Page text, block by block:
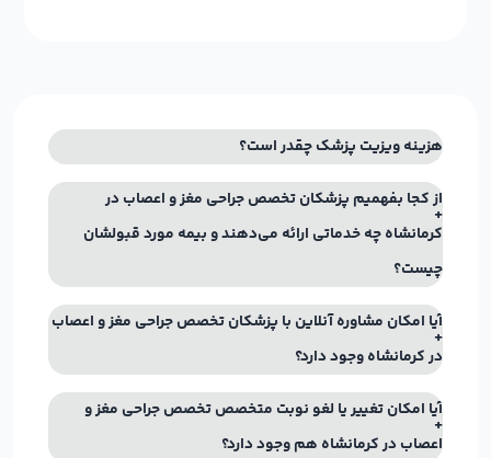
هزینه ویزیت پزشک چقدر است؟
از کجا بفهمیم پزشکان تخصص جراحی مغز و اعصاب در
کرمانشاه چه خدماتی ارائه می‌دهند و بیمه مورد قبولشان
چیست؟
آیا امکان مشاوره آنلاین با پزشکان تخصص جراحی مغز و اعصاب
در کرمانشاه وجود دارد؟
آیا امکان تغییر یا لغو نوبت متخصص تخصص جراحی مغز و
اعصاب در کرمانشاه هم وجود دارد؟